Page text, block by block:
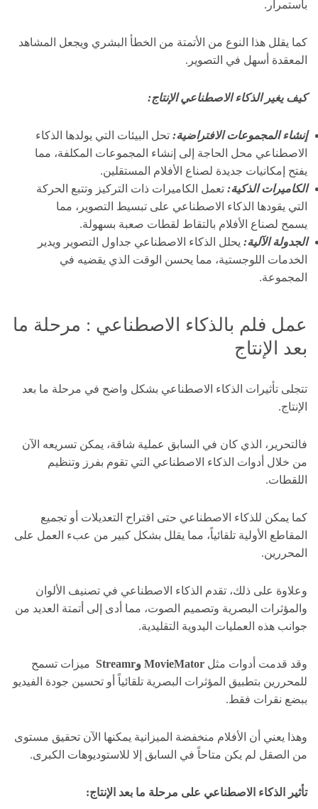
باستمرار.
كما يقلل هذا النوع من الأتمتة من الخطأ البشري ويجعل المشاهد
المعقدة أسهل في التصوير.
كيف يغير الذكاء الاصطناعي الإنتاج:
إنشاء المجموعات الافتراضية: تحل البيئات التي يولدها الذكاء
الاصطناعي محل الحاجة إلى إنشاء المجموعات المكلفة، مما
يفتح إمكانيات جديدة لصناع الأفلام المستقلين.
الكاميرات الذكية: تعمل الكاميرات ذات التركيز وتتبع الحركة
التي يقودها الذكاء الاصطناعي على تبسيط التصوير، مما
يسمح لصناع الأفلام بالتقاط لقطات صعبة بسهولة.
الجدولة الآلية: يحلل الذكاء الاصطناعي جداول التصوير ويدير
الخدمات اللوجستية، مما يحسن الوقت الذي يقضيه في
المجموعة.
عمل فلم بالذكاء الاصطناعي : مرحلة ما
بعد الإنتاج
تتجلى تأثيرات الذكاء الاصطناعي بشكل واضح في مرحلة ما بعد
الإنتاج.
فالتحرير، الذي كان في السابق عملية شاقة، يمكن تسريعه الآن
من خلال أدوات الذكاء الاصطناعي التي تقوم بفرز وتنظيم
اللقطات.
كما يمكن للذكاء الاصطناعي حتى اقتراح التعديلات أو تجميع
المقاطع الأولية تلقائياً، مما يقلل بشكل كبير من عبء العمل على
المحررين.
وعلاوة على ذلك، تقدم الذكاء الاصطناعي في تصنيف الألوان
والمؤثرات البصرية وتصميم الصوت، مما أدى إلى أتمتة العديد من
جوانب هذه العمليات اليدوية التقليدية.
وقد قدمت أدوات مثل MovieMator وStreamr
ميزات تسمح
للمحررين بتطبيق المؤثرات البصرية تلقائياً أو تحسين جودة الفيديو
ببضع نقرات فقط.
وهذا يعني أن الأفلام منخفضة الميزانية يمكنها الآن تحقيق مستوى
من الصقل لم يكن متاحاً في السابق إلا للاستوديوهات الكبرى.
تأثير الذكاء الاصطناعي على مرحلة ما بعد الإنتاج: